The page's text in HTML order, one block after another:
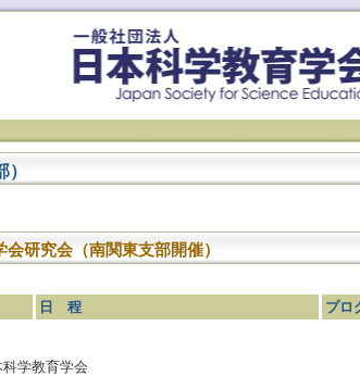
研究会（南関東支部開催）
日 程 プロ
学教育学会